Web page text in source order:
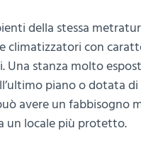
della stessa
climatizzatori con
Una stanza molto
piano o dotata
avere un fabbisogno
un locale più protetto.